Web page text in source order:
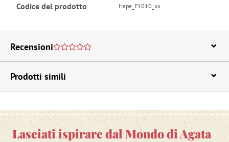
Codice del prodotto Hape_E1010_xx
Recensioni
Prodotti simili
Lasciati ispirare dal Mondo di Agata